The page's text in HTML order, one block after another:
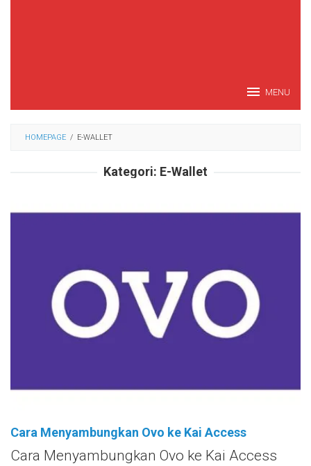
MENU
HOMEPAGE / E-WALLET
Kategori: E-Wallet
Cara Menyambungkan Ovo ke Kai Access
Cara Menyambungkan Ovo ke Kai Access